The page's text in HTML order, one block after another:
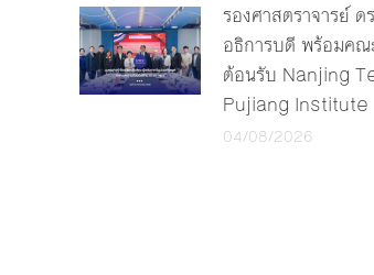
รองศาสตราจารย์
อธิการบดี พร้อมคณ
ต้อนรับ Nanjing
Pujiang Institute
04/08/2026